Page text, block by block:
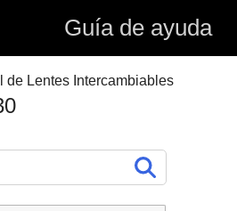
Guía de ayuda
de Lentes Intercambiables